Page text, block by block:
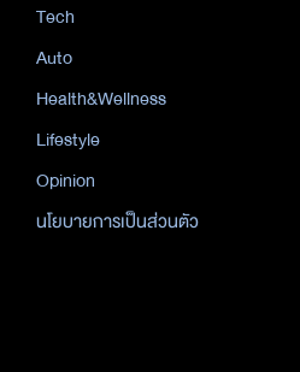
Tech
Auto
Health&Wellness
Lifestyle
Opinion
นโยบายการเป็นส่วนตัว